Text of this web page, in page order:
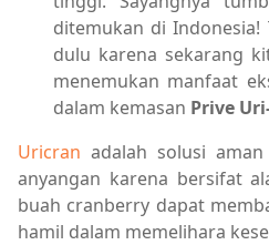
ditemukan di
dulu karena sekarang
menemukan manfaat
dalam kemasan Prive
Uricran adalah solusi
anyangan karena bersifat
buah cranberry dapat
hamil dalam memelihara